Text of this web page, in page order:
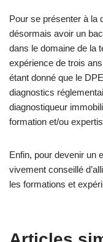
Pour se présenter à la
désormais avoir un
dans le domaine de la
expérience de trois
étant donné que le
diagnostics
diagnostiqueur
formation et/ou
Enfin, pour devenir un
vivement conseillé
les formations et